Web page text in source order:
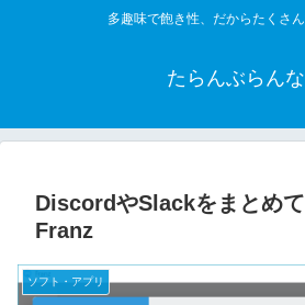
多趣味で飽き性、だからたくさん
たらんぶらん
DiscordやSlackをまとめ
Franz
ソフト・アプリ